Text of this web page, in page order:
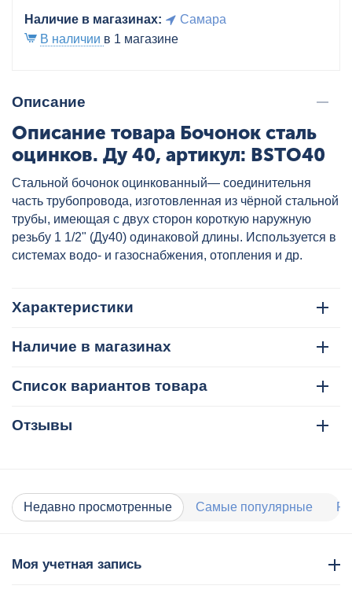
Наличие в магазинах:
Самара
В наличии в 1 магазине
Описание
Описание товара Бочонок сталь
оцинков. Ду 40, артикул: BSTO40
Стальной бочонок оцинкованный— соединительня
часть трубопровода, изготовленная из чёрной стальной
трубы, имеющая с двух сторон короткую наружную
резьбу 1 1/2" (Ду40) одинаковой длины. Используется в
системах водо- и газоснабжения, отопления и др.
Характеристики
Наличие в магазинах
Список вариантов товара
Отзывы
Недавно просмотренные Самые популярные
Моя учетная запись